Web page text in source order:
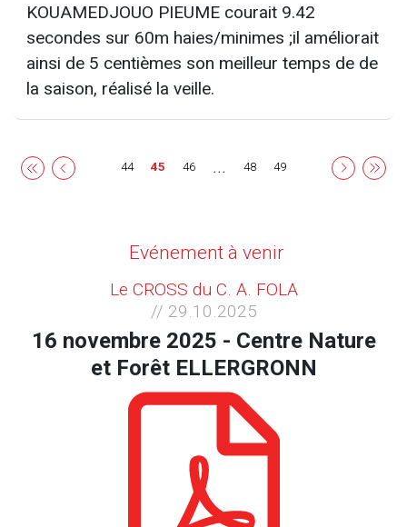
KOUAMEDJOUO PIEUME courait 9.42
secondes sur 60m haies/minimes ;il améliorait
ainsi de 5 centièmes son meilleur temps de de
la saison, réalisé la veille.
44 45 46 ... 48 49
Evénement à venir
Le CROSS du C. A. FOLA
// 29.10.2025
16 novembre 2025 - Centre Nature
et Forêt ELLERGRONN